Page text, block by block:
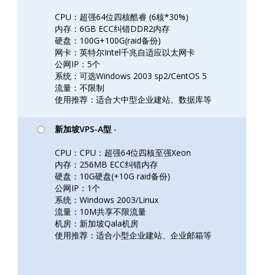
CPU：超强64位四核酷睿 (6核*30%)
内存：6GB ECC纠错DDR2内存
硬盘：100G+100G(raid备份)
网卡：英特尔Intel千兆自适应以太网卡
公网IP：5个
系统：可选Windows 2003 sp2/CentOS 5
流量：不限制
使用推荐：适合大中型企业建站、数据库等
新加坡VPS-A型 -
CPU：CPU：超强64位四核至强Xeon
内存：256MB ECC纠错内存
硬盘：10G硬盘(+10G raid备份)
公网IP：1个
系统：Windows 2003/Linux
流量：10M共享不限流量
机房：新加坡Qala机房
使用推荐：适合小型企业建站、企业邮箱等